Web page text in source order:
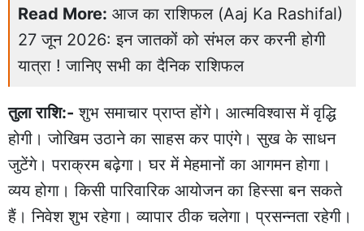
Read More: आज का राशिफल (Aaj Ka Rashifal)
27 जून 2026: इन जातकों को संभल कर करनी होगी
यात्रा ! जानिए सभी का दैनिक राशिफल
तुला राशि:- शुभ समाचार प्राप्त होंगे। आत्मविश्वास में वृद्धि
होगी। जोखिम उठाने का साहस कर पाएंगे। सुख के साधन
जुटेंगे। पराक्रम बढ़ेगा। घर में मेहमानों का आगमन होगा।
व्यय होगा। किसी पारिवारिक आयोजन का हिस्सा बन सकते
हैं। निवेश शुभ रहेगा। व्यापार ठीक चलेगा। प्रसन्नता रहेगी।